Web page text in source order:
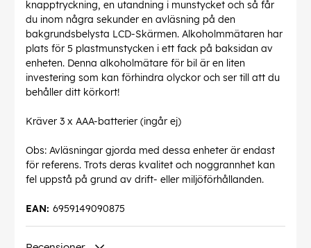
knapptryckning, en utandning i munstycket och så får
du inom några sekunder en avläsning på den
bakgrundsbelysta LCD-Skärmen. Alkoholmmätaren har
plats för 5 plastmunstycken i ett fack på baksidan av
enheten. Denna alkoholmätare för bil är en liten
investering som kan förhindra olyckor och ser till att du
behåller ditt körkort!
Kräver 3 x AAA-batterier (ingår ej)
Obs: Avläsningar gjorda med dessa enheter är endast
för referens. Trots deras kvalitet och noggrannhet kan
fel uppstå på grund av drift- eller miljöförhållanden.
6959149090875
EAN: